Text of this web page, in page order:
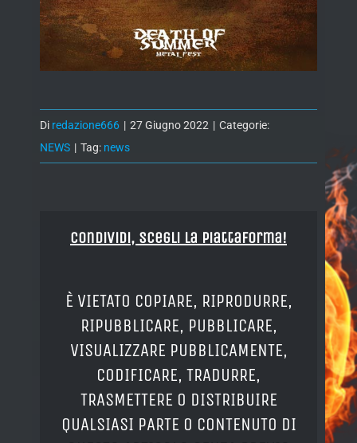
Di redazione666 | 27 Giugno 2022 | Categorie:
NEWS | Tag: news
Condividi, Scegli la piattaforma!
È VIETATO COPIARE, RIPRODURRE,
RIPUBBLICARE, PUBBLICARE,
VISUALIZZARE PUBBLICAMENTE,
CODIFICARE, TRADURRE,
TRASMETTERE O DISTRIBUIRE
QUALSIASI PARTE O CONTENUTO DI